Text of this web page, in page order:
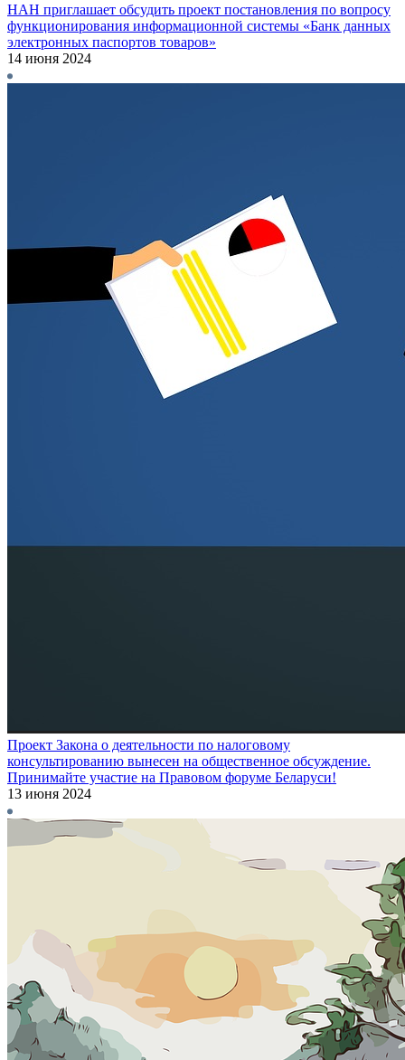
НАН приглашает обсудить проект постановления по вопросу
функционирования информационной системы «Банк данных
электронных паспортов товаров»
14 июня 2024
Проект Закона о деятельности по налоговому
консультированию вынесен на общественное обсуждение.
Принимайте участие на Правовом форуме Беларуси!
13 июня 2024